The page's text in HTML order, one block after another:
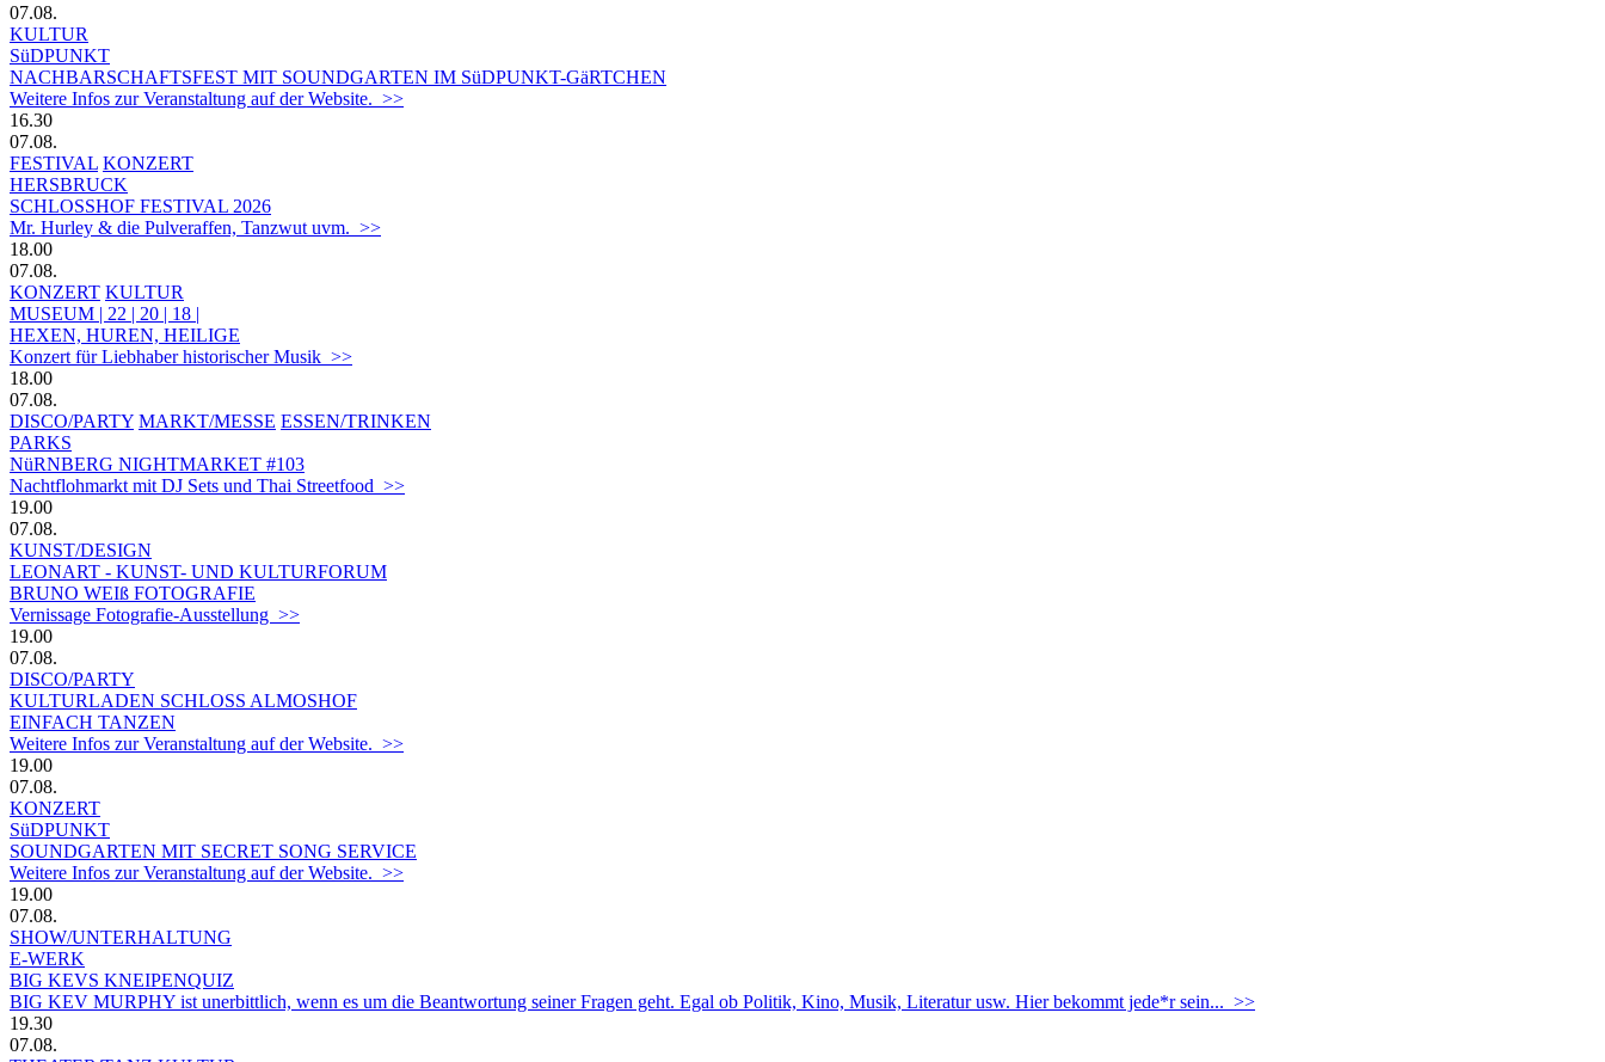
07.08.
KULTUR
SüDPUNKT
NACHBARSCHAFTSFEST MIT SOUNDGARTEN IM SüDPUNKT-GäRTCHEN
Weitere Infos zur Veranstaltung auf der Website. >>
16.30
07.08.
FESTIVAL KONZERT
HERSBRUCK
SCHLOSSHOF FESTIVAL 2026
Mr. Hurley & die Pulveraffen, Tanzwut uvm. >>
18.00
07.08.
KONZERT KULTUR
MUSEUM | 22 | 20 | 18 |
HEXEN, HUREN, HEILIGE
Konzert für Liebhaber historischer Musik >>
18.00
07.08.
DISCO/PARTY MARKT/MESSE ESSEN/TRINKEN
PARKS
NüRNBERG NIGHTMARKET #103
Nachtflohmarkt mit DJ Sets und Thai Streetfood >>
19.00
07.08.
KUNST/DESIGN
LEONART - KUNST- UND KULTURFORUM
BRUNO WEIß FOTOGRAFIE
Vernissage Fotografie-Ausstellung >>
19.00
07.08.
DISCO/PARTY
KULTURLADEN SCHLOSS ALMOSHOF
EINFACH TANZEN
Weitere Infos zur Veranstaltung auf der Website. >>
19.00
07.08.
KONZERT
SüDPUNKT
SOUNDGARTEN MIT SECRET SONG SERVICE
Weitere Infos zur Veranstaltung auf der Website. >>
19.00
07.08.
SHOW/UNTERHALTUNG
E-WERK
BIG KEVS KNEIPENQUIZ
BIG KEV MURPHY ist unerbittlich, wenn es um die Beantwortung seiner Fragen geht. Egal ob Politik, Kino, Musik, Literatur usw. Hier bekommt jede*r sein... >>
19.30
07.08.